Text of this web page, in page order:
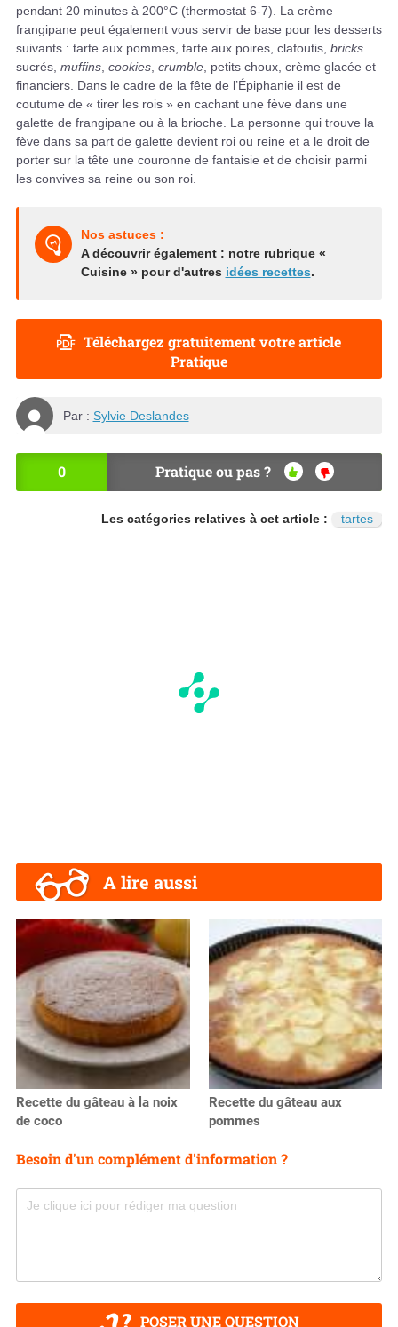
pendant 20 minutes à 200°C (thermostat 6-7). La crème
frangipane peut également vous servir de base pour les desserts
suivants : tarte aux pommes, tarte aux poires, clafoutis, bricks
sucrés, muffins cookies crumble , petits choux, crème glacée et
financiers. Dans le cadre de la fête de l’Épiphanie il est de
coutume de « tirer les rois » en cachant une fève dans une
galette de frangipane ou à la brioche. La personne qui trouve la
fève dans sa part de galette devient roi ou reine et a le droit de
porter sur la tête une couronne de fantaisie et de choisir parmi
les convives sa reine ou son roi.
Nos astuces :
A découvrir également : notre rubrique «
Cuisine » pour d'autres idées recettes.
Téléchargez gratuitement votre article
Pratique
Par : Sylvie Deslandes
0 Pratique ou pas ?
OU
NO
N
Les catégories relatives à cet article : tartes
A lire aussi
Recette du gâteau à la noix
de coco
Recette du gâteau aux
pommes
Besoin d'un complément d'information ?
POSER UNE QUESTION